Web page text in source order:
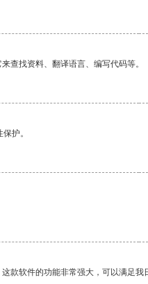
查找资料、翻译语言、编写代码等。
护。
款软件的功能非常强大，可以满足